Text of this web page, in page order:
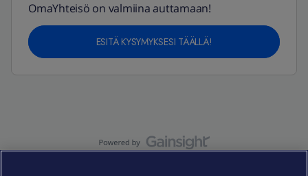
OmaYhteisö on valmiina auttamaan!
ESITÄ KYSYMYKSESI TÄÄLLÄ!